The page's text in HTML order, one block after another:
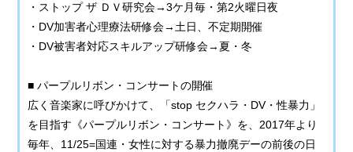
・ストップ ザ ＤＶ研究会→3ケ月毎・第2火曜日夜
・DV加害者心理療法研修会→土日、不定期開催
・DV被害者対応スキルアップ研修会→夏・冬
■ パープルリボン・コンサートの開催
広く音楽家に呼びかけて、「stop セクハラ・DV・性暴力」
を目指す《パープルリボン・コンサート》を、2017年より
毎年、11/25=国連・女性に対する暴力撤廃デーの前後の日